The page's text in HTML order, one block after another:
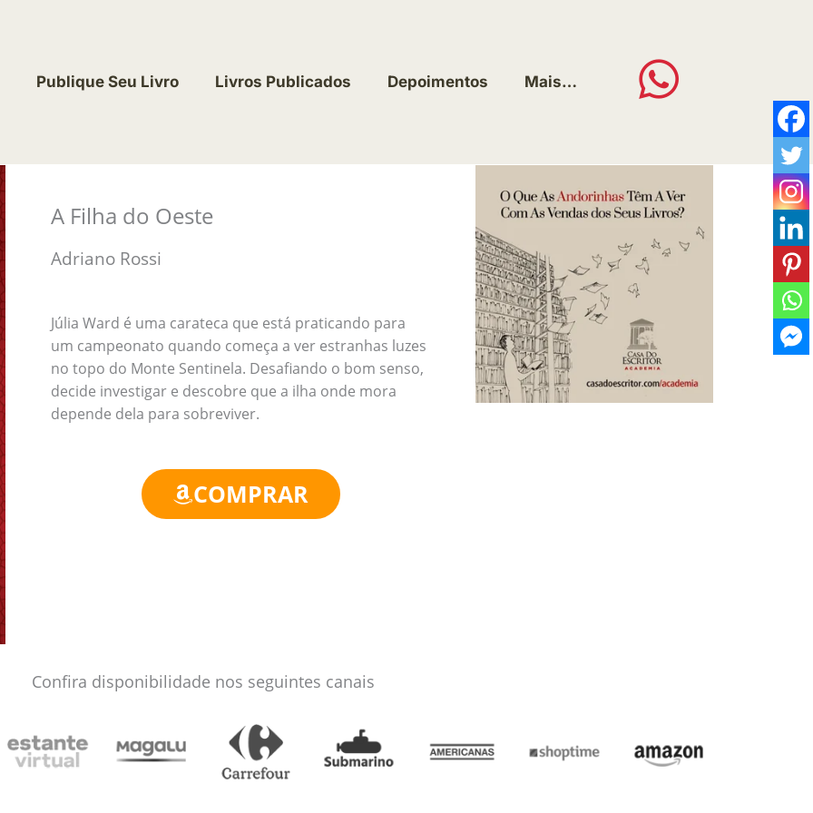
Publique Seu Livro Livros Publicados Depoimentos Mais…
A Filha do Oeste
Adriano Rossi
Júlia Ward é uma carateca que está praticando para
um campeonato quando começa a ver estranhas luzes
no topo do Monte Sentinela. Desafiando o bom senso,
decide investigar e descobre que a ilha onde mora
depende dela para sobreviver.
COMPRAR
Confira disponibilidade nos seguintes canais